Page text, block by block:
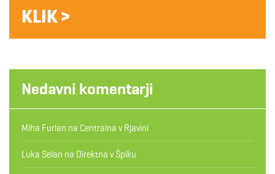
KLIK >
Nedavni komentarji
Miha Furlan na Centralna v Rjavini
Luka Selan na Direktna v Špiku